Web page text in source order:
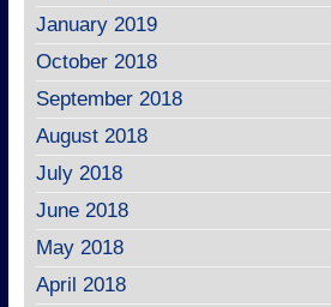
January 2019
October 2018
September 2018
August 2018
July 2018
June 2018
May 2018
April 2018